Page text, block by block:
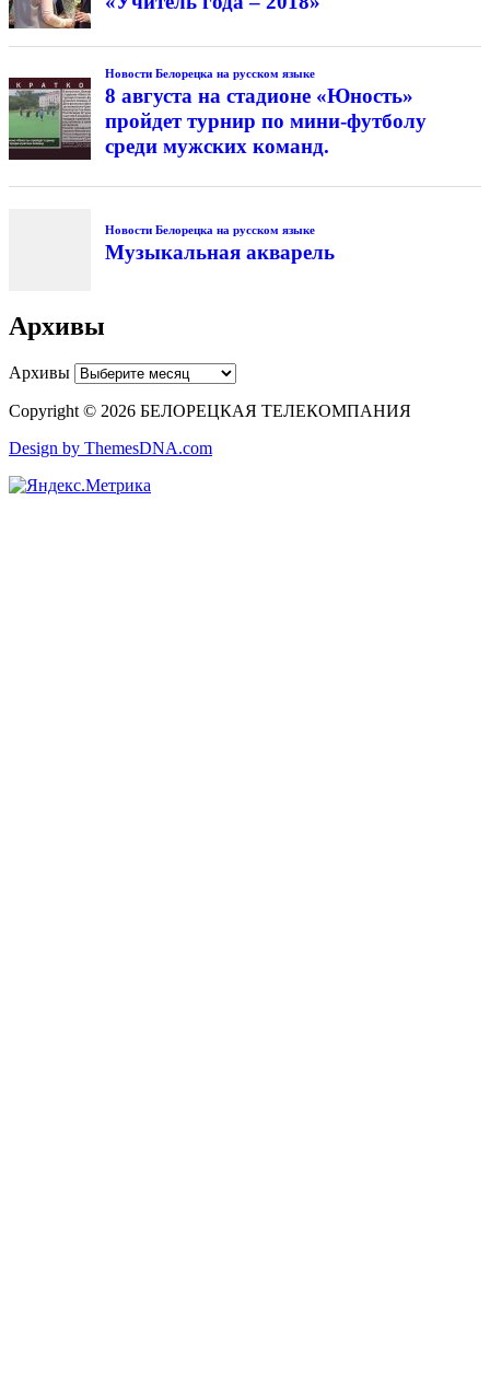
Новости Белорецка на русском языке
8 августа на стадионе «Юность»
пройдет турнир по мини-футболу
среди мужских команд.
Новости Белорецка на русском языке
Музыкальная акварель
Архивы
Архивы
Copyright © 2026 БЕЛОРЕЦКАЯ ТЕЛЕКОМПАНИЯ
Design by ThemesDNA.com